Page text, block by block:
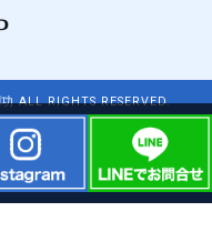
ALL RIGHTS RESERVED.